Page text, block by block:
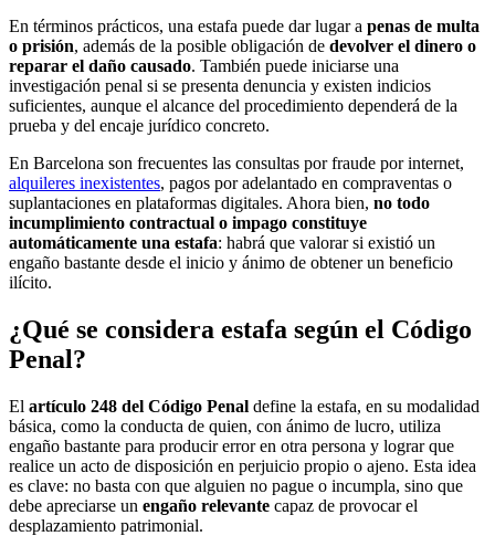
En términos prácticos, una estafa puede dar lugar a penas de multa
o prisión, además de la posible obligación de devolver el dinero o
reparar el daño causado. También puede iniciarse una
investigación penal si se presenta denuncia y existen indicios
suficientes, aunque el alcance del procedimiento dependerá de la
prueba y del encaje jurídico concreto.
En Barcelona son frecuentes las consultas por fraude por internet,
alquileres inexistentes, pagos por adelantado en compraventas o
suplantaciones en plataformas digitales. Ahora bien, no todo
incumplimiento contractual o impago constituye
automáticamente una estafa: habrá que valorar si existió un
engaño bastante desde el inicio y ánimo de obtener un beneficio
ilícito.
¿Qué se considera estafa según el Código
Penal?
El artículo 248 del Código Penal define la estafa, en su modalidad
básica, como la conducta de quien, con ánimo de lucro, utiliza
engaño bastante para producir error en otra persona y lograr que
realice un acto de disposición en perjuicio propio o ajeno. Esta idea
es clave: no basta con que alguien no pague o incumpla, sino que
debe apreciarse un engaño relevante capaz de provocar el
desplazamiento patrimonial.